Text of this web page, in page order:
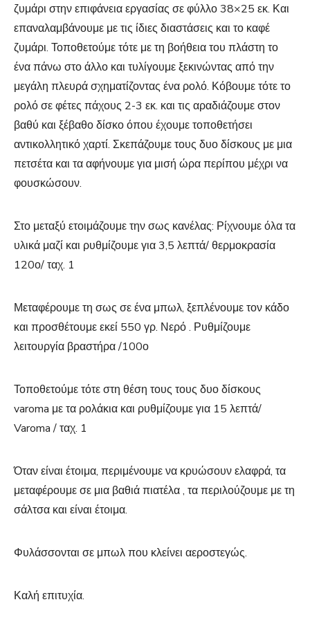
ζυμάρι στην επιφάνεια εργασίας σε φύλλο 38×25 εκ. Και
επαναλαμβάνουμε με τις ίδιες διαστάσεις και το καφέ
ζυμάρι. Τοποθετούμε τότε με τη βοήθεια του πλάστη το
ένα πάνω στο άλλο και τυλίγουμε ξεκινώντας από την
μεγάλη πλευρά σχηματίζοντας ένα ρολό. Κόβουμε τότε το
ρολό σε φέτες πάχους 2-3 εκ. και τις αραδιάζουμε στον
βαθύ και ξέβαθο δίσκο όπου έχουμε τοποθετήσει
αντικολλητικό χαρτί. Σκεπάζουμε τους δυο δίσκους με μια
πετσέτα και τα αφήνουμε για μισή ώρα περίπου μέχρι να
φουσκώσουν.
Στο μεταξύ ετοιμάζουμε την σως κανέλας: Ρίχνουμε όλα τα
υλικά μαζί και ρυθμίζουμε για 3,5 λεπτά/ θερμοκρασία
120ο/ ταχ. 1
Μεταφέρουμε τη σως σε ένα μπωλ, ξεπλένουμε τον κάδο
και προσθέτουμε εκεί 550 γρ. Νερό . Ρυθμίζουμε
λειτουργία βραστήρα /100ο
Τοποθετούμε τότε στη θέση τους τους δυο δίσκους
varoma με τα ρολάκια και ρυθμίζουμε για 15 λεπτά/
Varoma / ταχ. 1
Όταν είναι έτοιμα, περιμένουμε να κρυώσουν ελαφρά, τα
μεταφέρουμε σε μια βαθιά πιατέλα , τα περιλούζουμε με τη
σάλτσα και είναι έτοιμα.
Φυλάσσονται σε μπωλ που κλείνει αεροστεγώς.
Καλή επιτυχία.